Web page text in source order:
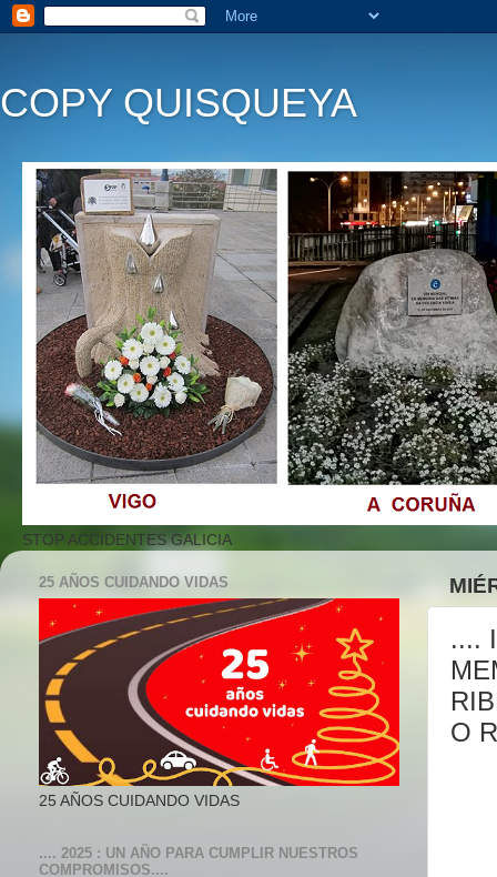
COPY QUISQUEYA
STOP ACCIDENTES GALICIA
....
O
25 AÑOS CUIDANDO VIDAS
25 AÑOS CUIDANDO VIDAS
.... 2025 : UN AÑO PARA CUMPLIR NUESTROS
COMPROMISOS....